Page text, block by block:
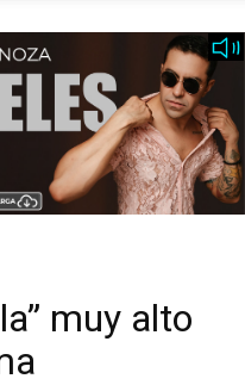
muy alto